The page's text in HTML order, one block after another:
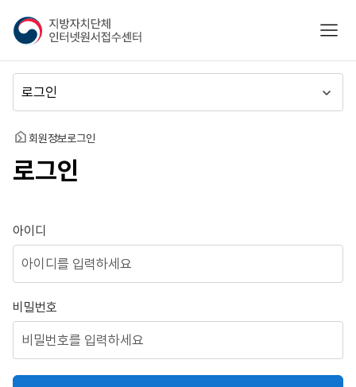
지
방
자
치
단
체
인
넷
접
수
센
모바
뉴
동
홈 회원정보로그인
로그인
로그인
아이디
비밀번호